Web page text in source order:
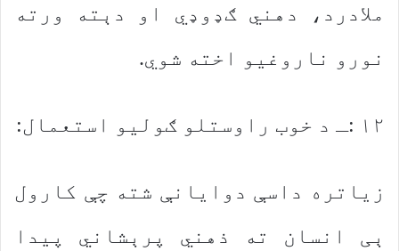
ملادرد، دهني ګډوډي او دېته ورته
نورو ناروغیو اخته شوي.
۱۲ :ـ د خوب راوستلو ګولیو استعمال:
زیاتره داسې دوایانې شته چې کارول
ېی انسان ته ذهني پرېشاني پیدا